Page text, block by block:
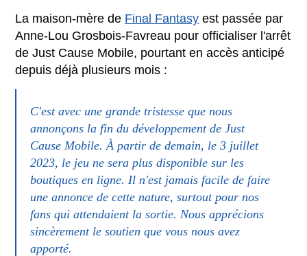
La maison-mère de Final Fantasy est passée par
Anne-Lou Grosbois-Favreau pour officialiser l'arrêt
de Just Cause Mobile, pourtant en accès anticipé
depuis déjà plusieurs mois :
C'est avec une grande tristesse que nous
annonçons la fin du développement de Just
Cause Mobile. À partir de demain, le 3 juillet
2023, le jeu ne sera plus disponible sur les
boutiques en ligne. Il n'est jamais facile de faire
une annonce de cette nature, surtout pour nos
fans qui attendaient la sortie. Nous apprécions
sincèrement le soutien que vous nous avez
apporté.